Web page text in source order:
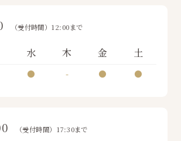
（受付時間）12:00まで
水 木 金 土
● - ● ●
（受付時間）17:30まで